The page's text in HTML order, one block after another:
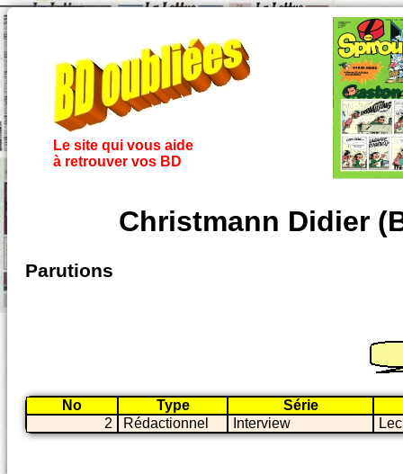
Le site qui vous aide
à retrouver vos BD
Christmann Didier
Parutions
No Type
Série
2
Rédactionnel Interview